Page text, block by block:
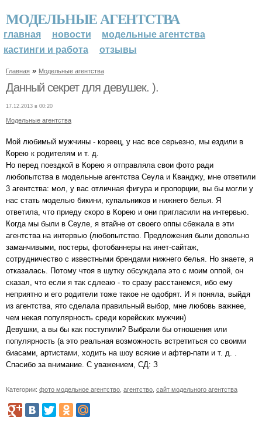
МОДЕЛЬНЫЕ АГЕНТСТВА
главная новости
модельные агентства
кастинги и работа
отзывы
Главная » Модельные агентства
Данный секрет для девушек. ).
17.12.2013 в 00:20
Модельные агентства
Мой любимый мужчины - кореец, у нас все серьезно, мы ездили в
Корею к родителям и т. д.
Но перед поездкой в Корею я отправляла свои фото ради
любопытства в модельные агентства Сеула и Кванджу, мне ответили
3 агентства: мол, у вас отличная фигура и пропорции, вы бы могли у
нас стать моделью бикини, купальников и нижнего белья. Я
ответила, что приеду скоро в Корею и они пригласили на интервью.
Когда мы были в Сеуле, я втайне от своего оппы сбежала в эти
агентства на интервью (любопытство. Предложения были довольно
заманчивыми, постеры, фотобаннеры на инет-сайтаж,
сотрудничество с известными брендами нижнего белья. Но знаете, я
отказалась. Потому чтоя в шутку обсуждала это с моим оппой, он
сказал, что если я так сдлеаю - то сразу расстанемся, ибо ему
неприятно и его родители тоже такое не одобрят. И я поняла, выйдя
из агентства, ято сделала правильный выбор, мне любовь важнее,
чем некая популярность среди корейских мужчин)
Девушки, а вы бы как поступили? Выбрали бы отношения или
популярность (а это реальная возможность встретиться со своими
биасами, артистами, ходить на шоу всякие и афтер-пати и т. д. .
Спасибо за внимание. С уважением, СД: З
Категории: фото модельное агентство агентство сайт модельного агентства